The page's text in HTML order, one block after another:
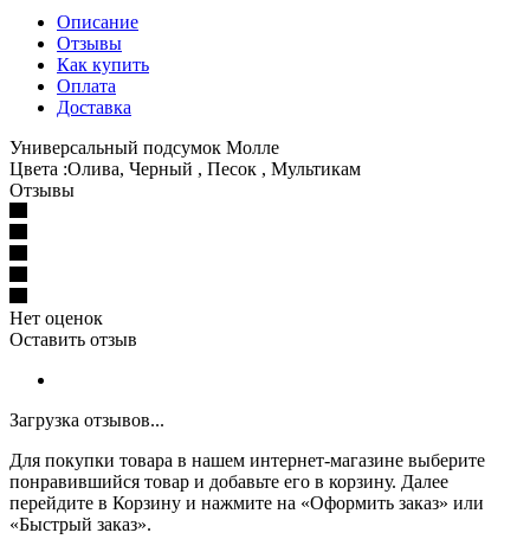
Описание
Отзывы
Как купить
Оплата
Доставка
Универсальный подсумок Молле
Цвета :Олива, Черный , Песок , Мультикам
Отзывы
Нет оценок
Оставить отзыв
Загрузка отзывов...
Для покупки товара в нашем интернет-магазине выберите
понравившийся товар и добавьте его в корзину. Далее
перейдите в Корзину и нажмите на «Оформить заказ» или
«Быстрый заказ».